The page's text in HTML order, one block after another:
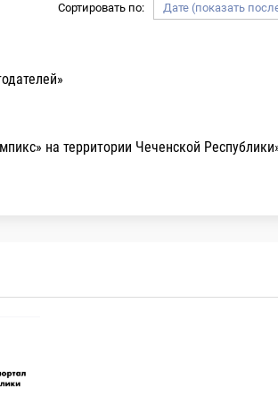
Сортировать по:
на территории Чеченской